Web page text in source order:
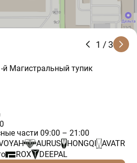
1 / 3
й Магистральный тупик
части 09:00 – 21:00
AURUS HONGQI
AVATR
ROX
DEEPAL